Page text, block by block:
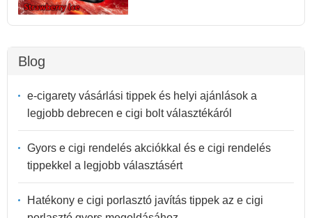
Blog
e-cigarety vásárlási tippek és helyi ajánlások a
legjobb debrecen e cigi bolt választékáról
Gyors e cigi rendelés akciókkal és e cigi rendelés
tippekkel a legjobb választásért
Hatékony e cigi porlasztó javítás tippek az e cigi